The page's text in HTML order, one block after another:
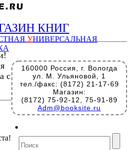
КНИГ
УНИВЕРСАЛЬНАЯ
160000 Россия, г. Вологда
ул. М. Ульяновой, 1
тел./факс: (8172) 21-17-69
Магазин:
(8172) 75-92-12, 75-91-89
Adm@booksite.ru
с